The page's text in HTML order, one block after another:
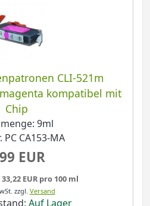
CLI-521m
kompatibel mit
Chip
9ml
PC CA153-MA
EUR
EUR pro 100 ml
zzgl. Versand
Auf Lager